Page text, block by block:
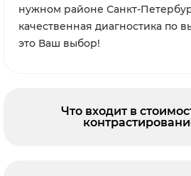
нужном районе Санкт-
качественная диагностика по
это Ваш выбор!
Что входит в